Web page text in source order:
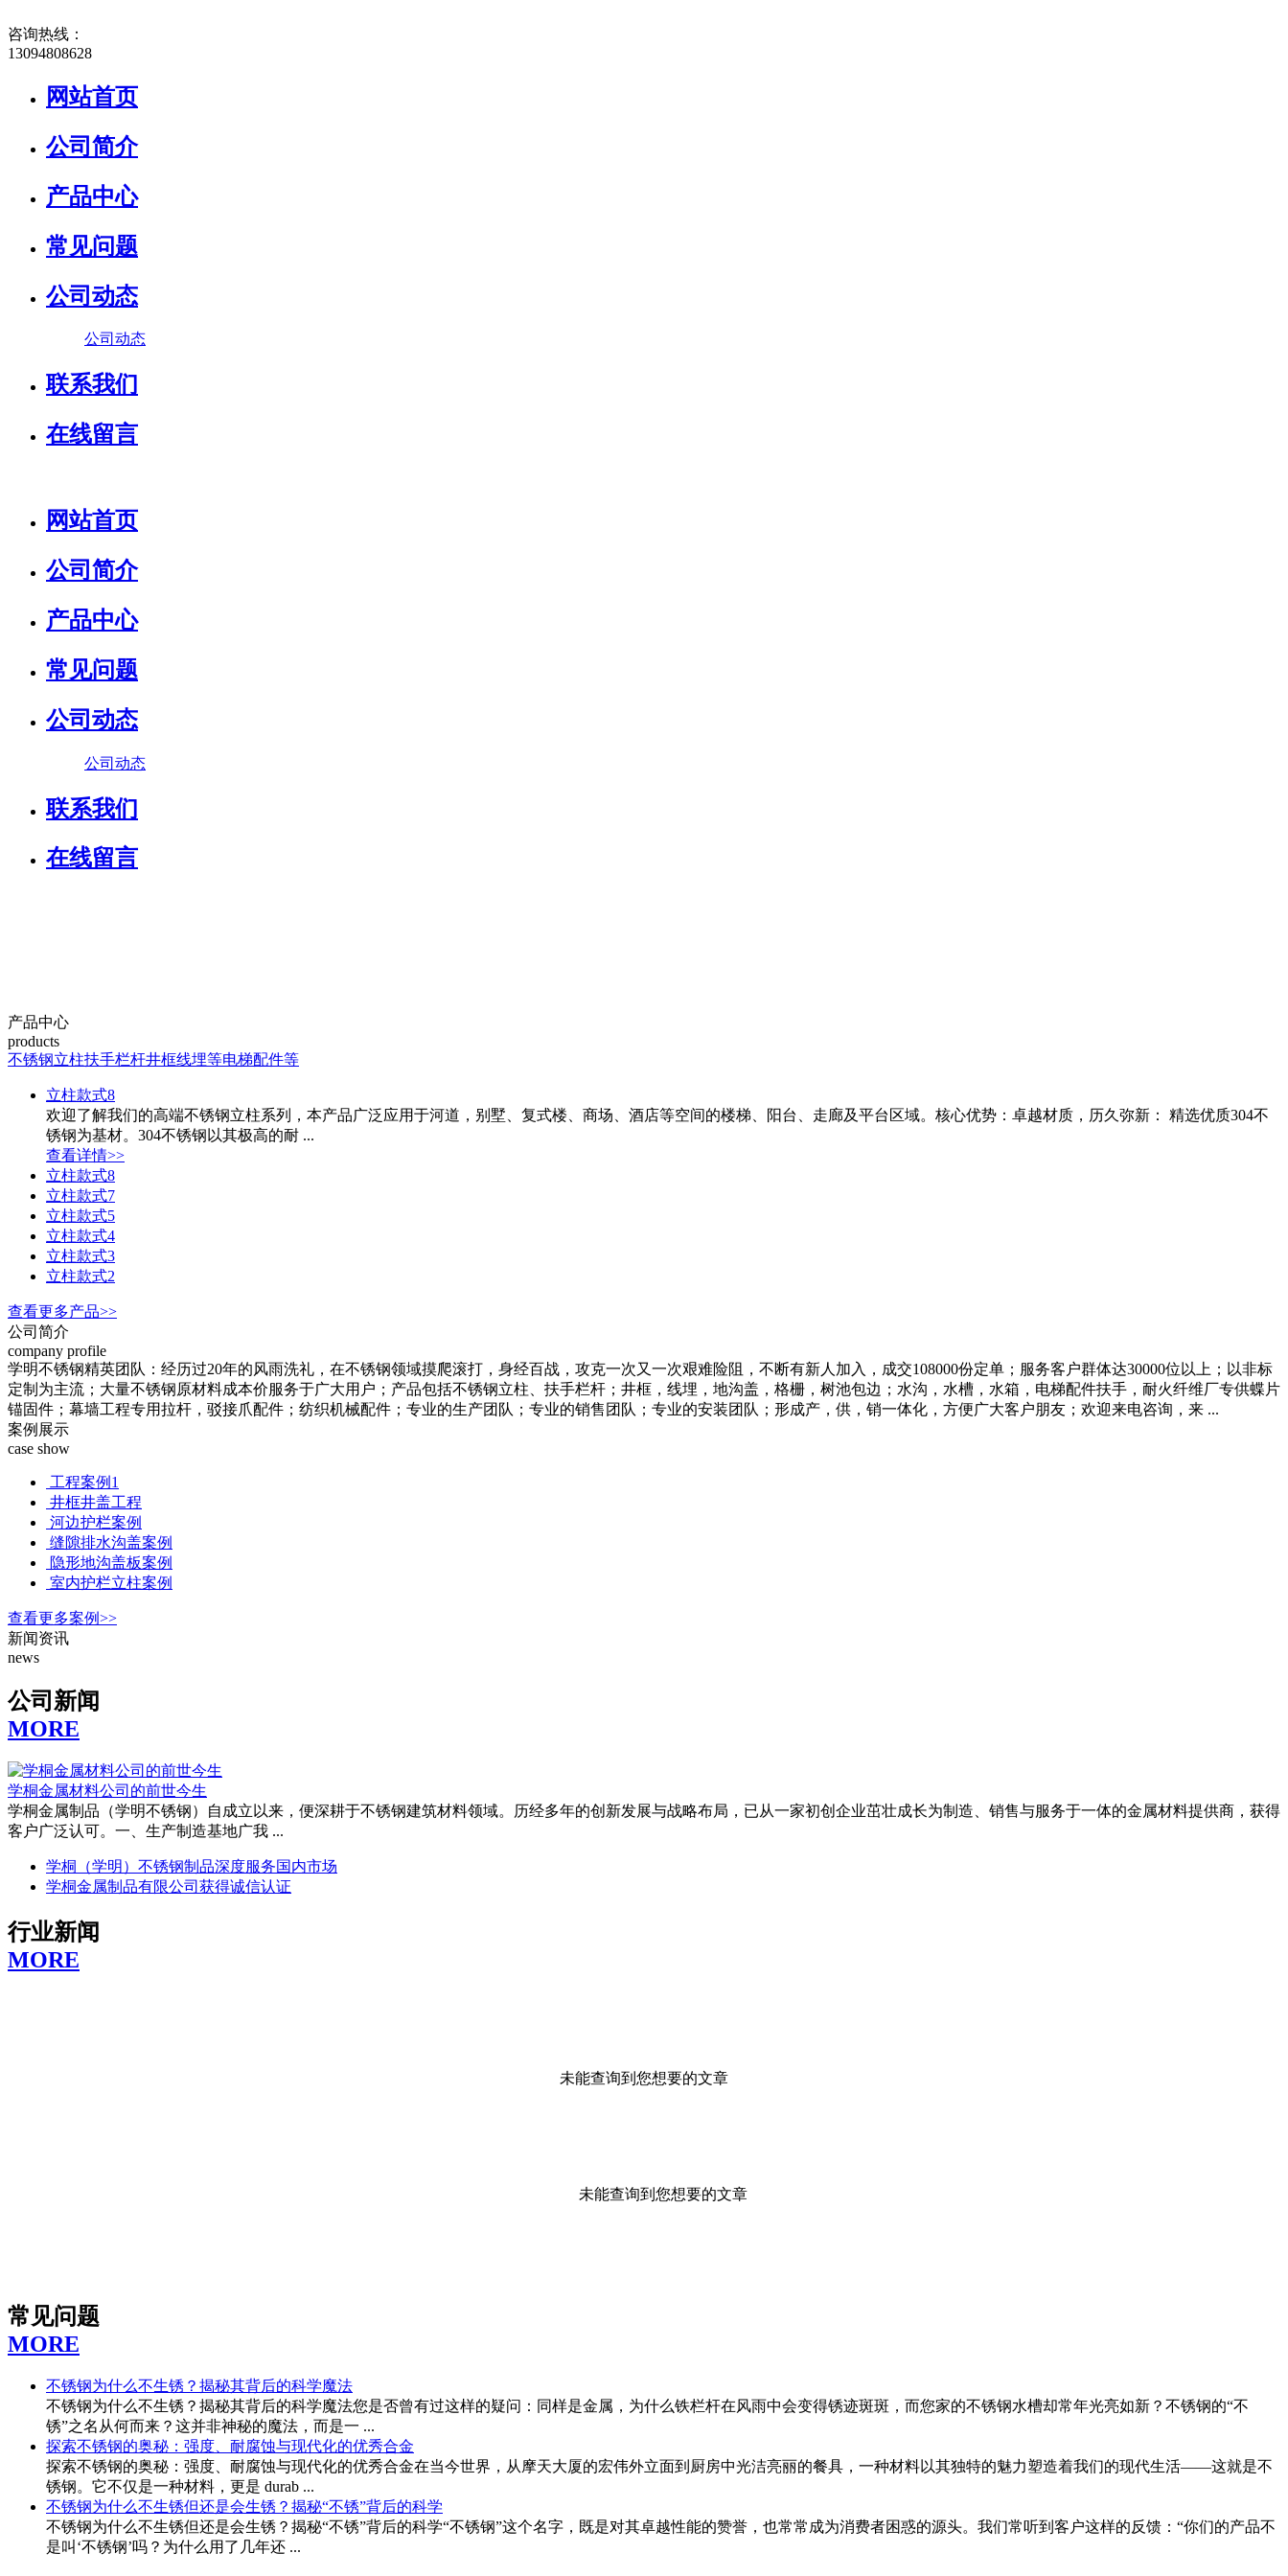
咨询热线：
13094808628
网站首页
公司简介
产品中心
常见问题
公司动态
公司动态
联系我们
在线留言
网站首页
公司简介
产品中心
常见问题
公司动态
公司动态
联系我们
在线留言
产品中心
products
不锈钢立柱扶手栏杆井框线埋等电梯配件等
立柱款式8
欢迎了解我们的高端不锈钢立柱系列，本产品广泛应用于河道，别墅、复式楼、商场、酒店等空间的楼梯、阳台、走廊及平台区域。核心优势：卓越材质，历久弥新： 精选优质304不
锈钢为基材。304不锈钢以其极高的耐 ...
查看详情>>
立柱款式8
立柱款式7
立柱款式5
立柱款式4
立柱款式3
立柱款式2
查看更多产品>>
公司简介
company profile
学明不锈钢精英团队：经历过20年的风雨洗礼，在不锈钢领域摸爬滚打，身经百战，攻克一次又一次艰难险阻，不断有新人加入，成交108000份定单；服务客户群体达30000位以上；以非标
定制为主流；大量不锈钢原材料成本价服务于广大用户；产品包括不锈钢立柱、扶手栏杆；井框，线埋，地沟盖，格栅，树池包边；水沟，水槽，水箱，电梯配件扶手，耐火纤维厂专供蝶片
锚固件；幕墙工程专用拉杆，驳接爪配件；纺织机械配件；专业的生产团队；专业的销售团队；专业的安装团队；形成产，供，销一体化，方便广大客户朋友；欢迎来电咨询，来 ...
案例展示
case show
工程案例1
井框井盖工程
河边护栏案例
缝隙排水沟盖案例
隐形地沟盖板案例
室内护栏立柱案例
查看更多案例>>
新闻资讯
news
公司新闻
MORE
学桐金属材料公司的前世今生
学桐金属制品（学明不锈钢）自成立以来，便深耕于不锈钢建筑材料领域。历经多年的创新发展与战略布局，已从一家初创企业茁壮成长为制造、销售与服务于一体的金属材料提供商，获得
客户广泛认可。一、生产制造基地广我 ...
学桐（学明）不锈钢制品深度服务国内市场
学桐金属制品有限公司获得诚信认证
行业新闻
MORE
未能查询到您想要的文章
未能查询到您想要的文章
常见问题
MORE
不锈钢为什么不生锈？揭秘其背后的科学魔法
不锈钢为什么不生锈？揭秘其背后的科学魔法您是否曾有过这样的疑问：同样是金属，为什么铁栏杆在风雨中会变得锈迹斑斑，而您家的不锈钢水槽却常年光亮如新？不锈钢的“不
锈”之名从何而来？这并非神秘的魔法，而是一 ...
探索不锈钢的奥秘：强度、耐腐蚀与现代化的优秀合金
探索不锈钢的奥秘：强度、耐腐蚀与现代化的优秀合金在当今世界，从摩天大厦的宏伟外立面到厨房中光洁亮丽的餐具，一种材料以其独特的魅力塑造着我们的现代生活——这就是不
锈钢。它不仅是一种材料，更是 durab ...
不锈钢为什么不生锈但还是会生锈？揭秘“不锈”背后的科学
不锈钢为什么不生锈但还是会生锈？揭秘“不锈”背后的科学“不锈钢”这个名字，既是对其卓越性能的赞誉，也常常成为消费者困惑的源头。我们常听到客户这样的反馈：“你们的产品不
是叫‘不锈钢’吗？为什么用了几年还 ...